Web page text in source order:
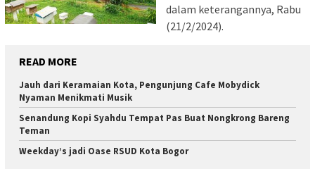
dalam keterangannya, Rabu
(21/2/2024).
READ MORE
Jauh dari Keramaian Kota, Pengunjung Cafe Mobydick
Nyaman Menikmati Musik
Senandung Kopi Syahdu Tempat Pas Buat Nongkrong Bareng
Teman
Weekday’s jadi Oase RSUD Kota Bogor